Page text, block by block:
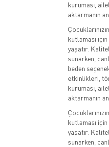
kuruması,
aktarmanın
kutlaması
yaşatır.
sunarken,
beden
etkinlikleri,
kuruması,
aktarmanın
kutlaması
yaşatır.
sunarken,